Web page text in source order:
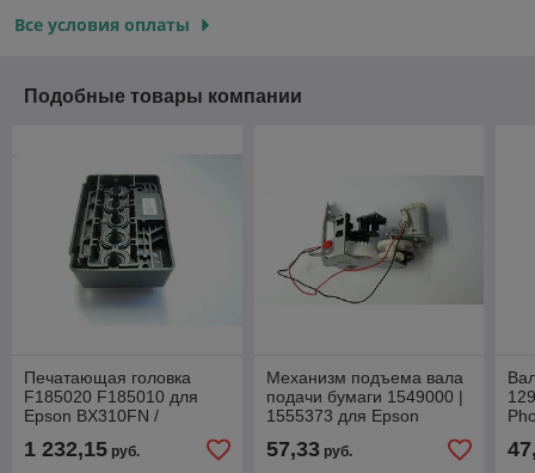
Все условия оплаты
Подобные товары компании
Печатающая головка
F185020 F185010 для
Epson BX310FN /
TX510FN / B1100 / T1100
/ L1300 (О)
1 232,15 руб.
Механизм подъема вала
подачи бумаги 1549000 |
1555373 для Epson
B1100/ OFFICE T1100/
57,33руб.